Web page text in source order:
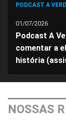
PODCAST A
01/07/2026
Podcast A
comentar a
história
NOSSAS